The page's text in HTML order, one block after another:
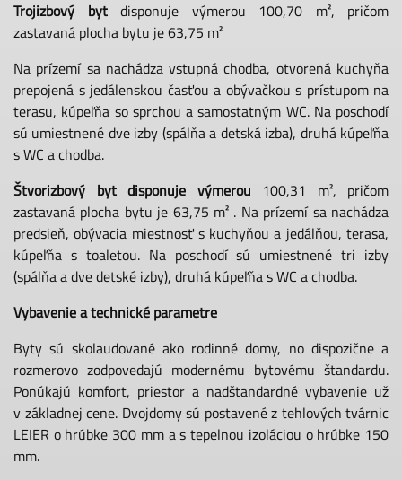
Trojizbový bytdisponuje výmerou 100,70 m², pričom
zastavaná plocha bytu je 63,75 m²
Na prízemí sa nachádza vstupná chodba, otvorená kuchyňa
prepojená s jedálenskou časťou a obývačkou s prístupom na
terasu, kúpeľňa so sprchou a samostatným WC. Na poschodí
sú umiestnené dve izby (spálňa a detská izba), druhá kúpeľňa
s WC a chodba.
Štvorizbový byt disponuje výmerou 100,31 m², pričom
zastavaná plocha bytu je 63,75 m² . Na prízemí sa nachádza
predsieň, obývacia miestnosť s kuchyňou a jedálňou, terasa,
kúpeľňa s toaletou. Na poschodí sú umiestnené tri izby
(spálňa a dve detské izby), druhá kúpeľňa s WC a chodba.
Vybavenie a technické parametre
Byty sú skolaudované ako rodinné domy, no dispozične a
rozmerovo zodpovedajú modernému bytovému štandardu.
Ponúkajú komfort, priestor a nadštandardné vybavenie už
v základnej cene. Dvojdomy sú postavené z tehlových tvárnic
LEIER o hrúbke 300 mm a s tepelnou izoláciou o hrúbke 150
mm.